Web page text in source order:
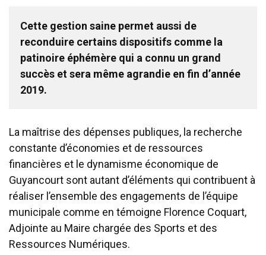
Cette gestion saine permet aussi de
reconduire certains dispositifs comme la
patinoire éphémère qui a connu un grand
succès et sera même agrandie en fin d’année
2019.
La maîtrise des dépenses publiques, la recherche
constante d’économies et de ressources
financières et le dynamisme économique de
Guyancourt sont autant d’éléments qui contribuent à
réaliser l’ensemble des engagements de l’équipe
municipale comme en témoigne Florence Coquart,
Adjointe au Maire chargée des Sports et des
Ressources Numériques.